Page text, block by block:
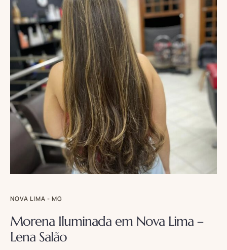
NOVA LIMA - MG
Morena Iluminada em Nova Lima –
Lena Salão